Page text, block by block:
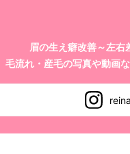
眉の生え癖改善～左右
毛流れ・産毛の写真や動画